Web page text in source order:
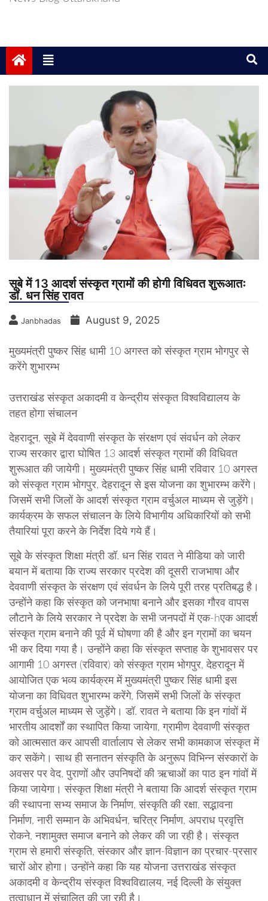
सूबे में 13 आदर्श संस्कृत ग्रामों की होगी विधिवत शुरूआतः
डॉ. धन सिंह रावत
Janbhadas August 9, 2025
मुख्यमंत्री पुष्कर सिंह धामी 10 अगस्त को संस्कृत ग्राम भोगपुर से
करेंगे शुभारम्भ
उत्तराखंड संस्कृत अकादमी व केन्द्रीय संस्कृत विश्वविद्यालय के
तहत होगा संचालन
देहरादून, सूबे में देववाणी संस्कृत के संरक्षण एवं संवर्धन को लेकर
राज्य सरकार द्वारा घोषित 13 आदर्श संस्कृत ग्रामों की विधिवत
शुरूआत की जायेगी। मुख्यमंत्री पुष्कर सिंह धामी रविवार 10 अगस्त
को संस्कृत ग्राम भोगपुर, देहरादून से इस योजना का शुभारम्भ करेंगे।
जिसमें सभी जिलों के आदर्श संस्कृत ग्राम वर्चुअल माध्यम से जुड़ेंगे।
कार्यक्रम के सफल संचालन के लिये विभागीय अधिकारियों को सभी
तैयारियां पूरा करने के निर्देश दिये गये हैं।
सूबे के संस्कृत शिक्षा मंत्री डॉ. धन सिंह रावत ने मीडिया को जारी
बयान में बताया कि राज्य सरकार प्रदेश की दूसरी राजभाषा और
देववाणी संस्कृत के संरक्षण एवं संवर्धन के लिये पूरी तरह प्रतिबद्ध है।
उन्होंने कहा कि संस्कृत को जनभाषा बनाने और इसका गौरव वापस
लौटाने के लिये सरकार ने प्रदेश के सभी जनपदों में एक-hएक आदर्श
संस्कृत ग्राम बनाने की पूर्व में घोषणा की है और इन ग्रामों का चयन
भी कर दिया गया है। उन्होंने कहा कि संस्कृत सप्ताह के शुभावसर पर
आगामी 10 अगस्त (रविवार) को संस्कृत ग्राम भोगपुर, देहरादून में
आयोजित एक भव्य कार्यक्रम में मुख्यमंत्री पुष्कर सिंह धामी इस
योजना का विधिवत शुभारम्भ करेंगे, जिसमें सभी जिलों के संस्कृत
ग्राम वर्चुअल माध्यम से जुड़ेंगे। डॉ. रावत ने बताया कि इन गांवों में
भारतीय आदर्शों का स्थापित किया जायेगा, ग्रामीण देववाणी संस्कृत
को आत्मसात कर आपसी वार्तालाप से लेकर सभी कामकाज संस्कृत में
कर सकेंगे। साथ ही सनातन संस्कृति के अनुरूप विभिन्न संस्कारों के
अवसर पर वेद, पुराणों और उपनिषदों की ऋचाओं का पाठ इन गांवों में
किया जायेगा। संस्कृत शिक्षा मंत्री ने बताया कि आदर्श संस्कृत ग्राम
की स्थापना सभ्य समाज के निर्माण, संस्कृति की रक्षा, सद्भावना
निर्माण, नारी सम्मान के अभिवर्धन, चरित्र निर्माण, अपराध प्रवृत्ति
रोकने, नशामुक्त समाज बनाने को लेकर की जा रही है। संस्कृत
ग्राम से हमारी संस्कृति, संस्कार और ज्ञान-विज्ञान का प्रचार-प्रसार
चारों ओर होगा। उन्होंने कहा कि यह योजना उत्तराखंड संस्कृत
अकादमी व केन्द्रीय संस्कृत विश्वविद्यालय, नई दिल्ली के संयुक्त
तत्वाधान में संचालित की जा रही है।